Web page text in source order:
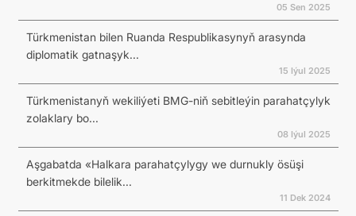
05 Sen 2025
Türkmenistan bilen Ruanda Respublikasynyň arasynda
diplomatik gatnaşyk...
15 Iýul 2025
Türkmenistanyň wekiliýeti BMG-niň sebitleýin parahatçylyk
zolaklary bo...
08 Iýul 2025
Aşgabatda «Halkara parahatçylygy we durnukly ösüşi
berkitmekde bilelik...
11 Dek 2024